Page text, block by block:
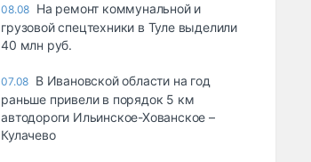
08.08 На ремонт коммунальной и
грузовой спецтехники в Туле выделили
40 млн руб.
07.08 В Ивановской области на год
раньше привели в порядок 5 км
автодороги Ильинское-Хованское –
Кулачево